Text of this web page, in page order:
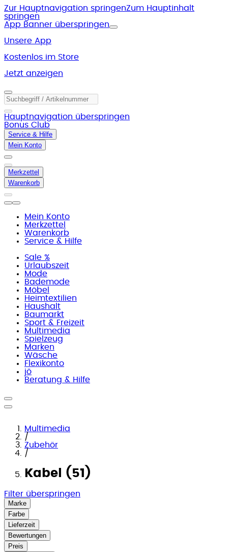
Zur Hauptnavigation springenZum Hauptinhalt
springen
App Banner überspringen
Unsere App
Kostenlos im Store
Jetzt anzeigen
Hauptnavigation überspringen
Bonus Club
Service & Hilfe
Mein Konto
Merkzettel
Warenkorb
Mein Konto
Merkzettel
Warenkorb
Service & Hilfe
Sale %
Urlaubszeit
Mode
Bademode
Möbel
Heimtextilien
Haushalt
Baumarkt
Sport & Freizeit
Multimedia
Spielzeug
Marken
Wäsche
Flexikonto
jö
Beratung & Hilfe
Multimedia
/
Zubehör
/
Kabel (51)
Filter überspringen
Marke
Farbe
Lieferzeit
Bewertungen
Preis